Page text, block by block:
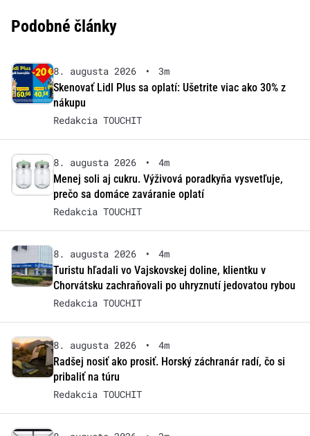
Podobné články
8. augusta 2026 •
3m
Skenovať Lidl Plus sa oplatí: Ušetrite viac ako 30% z
nákupu
Redakcia TOUCHIT
8. augusta 2026 •
4m
Menej soli aj cukru. Výživová poradkyňa vysvetľuje,
prečo sa domáce zaváranie oplatí
Redakcia TOUCHIT
8. augusta 2026 •
4m
Turistu hľadali vo Vajskovskej doline, klientku v
Chorvátsku zachraňovali po uhryznutí jedovatou rybou
Redakcia TOUCHIT
8. augusta 2026 •
4m
Radšej nosiť ako prosiť. Horský záchranár radí, čo si
pribaliť na túru
Redakcia TOUCHIT